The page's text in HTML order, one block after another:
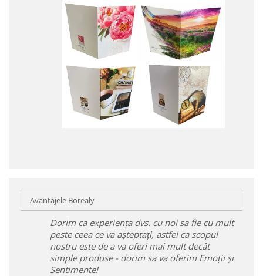
Avantajele Borealy
Dorim ca experiența dvs. cu noi sa fie cu mult
peste ceea ce va așteptați, astfel ca scopul
nostru este de a va oferi mai mult decât
simple produse - dorim sa va oferim Emoții și
Sentimente!